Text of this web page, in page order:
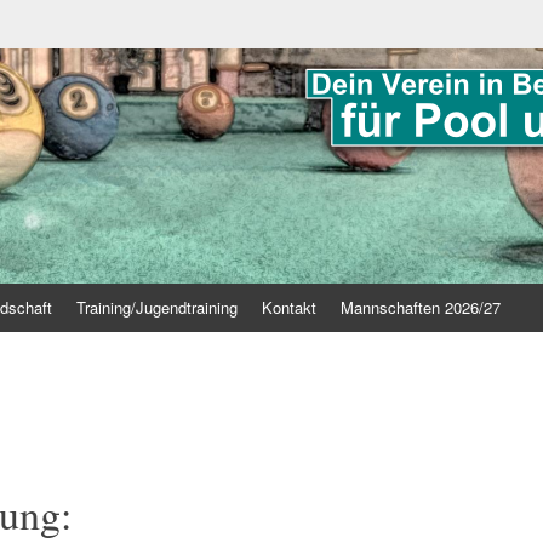
Training/Jugendtraining Kontakt Mannschaften 2026/27